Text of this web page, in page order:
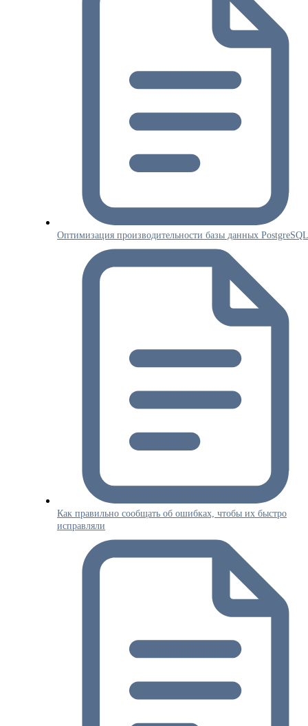
Оптимизация производительности базы данных PostgreSQL
Как правильно сообщать об ошибках, чтобы их быстро
исправляли